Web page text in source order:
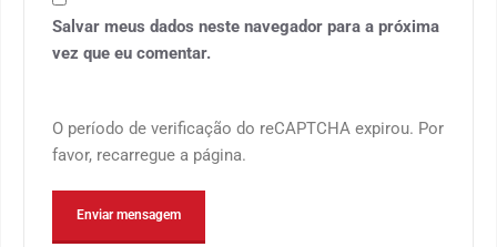
Salvar meus dados neste navegador para a próxima
vez que eu comentar.
O período de verificação do reCAPTCHA expirou. Por
favor, recarregue a página.